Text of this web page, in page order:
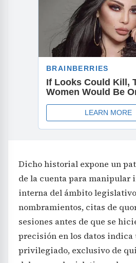
Dicho historial expone un
de la cuenta para manipular
interna del ámbito
nombramientos, citas de
sesiones antes de que se
precisión en los datos indica
privilegiado, exclusivo de